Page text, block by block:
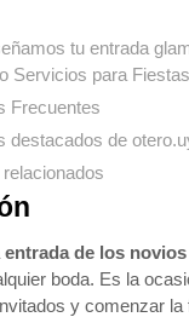
tu entrada
Servicios para Fiestas
Frecuentes
destacados de
entrada de los novios
boda. Es la
y comenzar